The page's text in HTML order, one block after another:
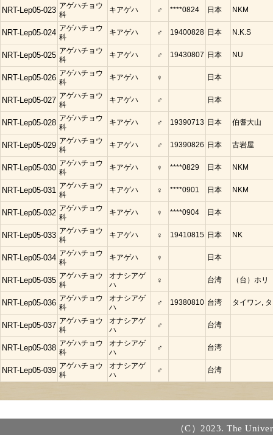
NRT-Lep05-023 アゲハチョウ
科
キアゲハ ♂ ****0824 日本 NKM
NRT-Lep05-024 アゲハチョウ
科
キアゲハ ♂ 19400828 日本 N.K.S
NRT-Lep05-025 アゲハチョウ
科
キアゲハ ♂ 19430807 日本 NU
NRT-Lep05-026 アゲハチョウ
科
キアゲハ ♀ 日本
NRT-Lep05-027 アゲハチョウ
科
キアゲハ ♂ 日本
NRT-Lep05-028 アゲハチョウ
科
キアゲハ ♂ 19390713 日本 伯耆大山
NRT-Lep05-029 アゲハチョウ
科
キアゲハ ♂ 19390826 日本 古岩屋
NRT-Lep05-030 アゲハチョウ
科
キアゲハ ♀ ****0829 日本 NKM
NRT-Lep05-031 アゲハチョウ
科
キアゲハ ♀ ****0901 日本 NKM
NRT-Lep05-032 アゲハチョウ
科
キアゲハ ♀ ****0904 日本
NRT-Lep05-033 アゲハチョウ
科
キアゲハ ♀ 19410815 日本 NK
NRT-Lep05-034 アゲハチョウ
科
キアゲハ ♀ 日本
NRT-Lep05-035 アゲハチョウ
科
オナシアゲ
ハ
♀ 台湾 （台）ホリ
NRT-Lep05-036 アゲハチョウ
科
オナシアゲ
ハ
♂ 19380810 台湾 タイワン,
NRT-Lep05-037 アゲハチョウ
科
オナシアゲ
ハ
♂ 台湾
NRT-Lep05-038 アゲハチョウ
科
オナシアゲ
ハ
♂ 台湾
NRT-Lep05-039 アゲハチョウ
科
オナシアゲ
ハ
♂ 台湾
（C）2023. The